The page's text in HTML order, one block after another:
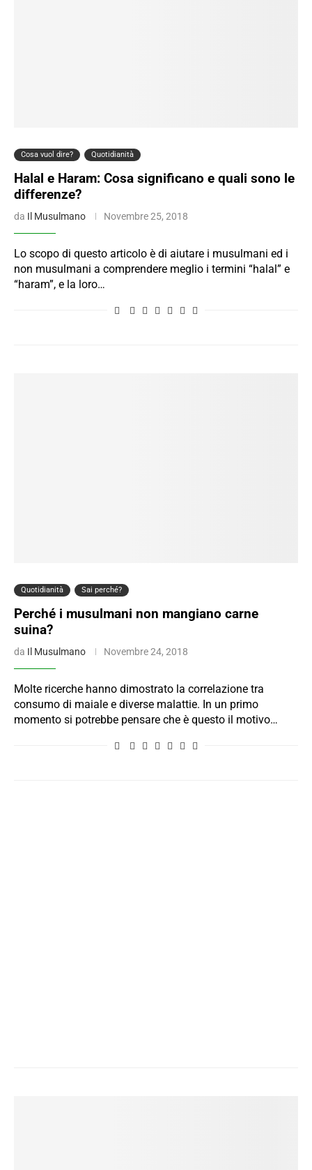
Cosa vuol dire? Quotidianità
Halal e Haram: Cosa significano e quali sono le
differenze?
da Il Musulmano Novembre 25, 2018
Lo scopo di questo articolo è di aiutare i musulmani ed i
non musulmani a comprendere meglio i termini “halal” e
“haram”, e la loro…
Quotidianità Sai perché?
Perché i musulmani non mangiano carne
suina?
da Il Musulmano Novembre 24, 2018
Molte ricerche hanno dimostrato la correlazione tra
consumo di maiale e diverse malattie. In un primo
momento si potrebbe pensare che è questo il motivo…